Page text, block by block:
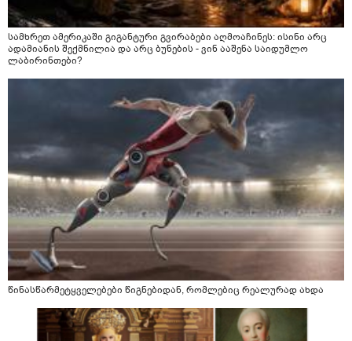
სამხრეთ ამერიკაში გიგანტური გვირაბები აღმოაჩინეს: ისინი არც
ადამიანის შექმნილია და არც ბუნების - ვინ ააშენა საიდუმლო
ლაბირინთები?
წინასწარმეტყველებები წიგნებიდან, რომლებიც რეალურად ახდა